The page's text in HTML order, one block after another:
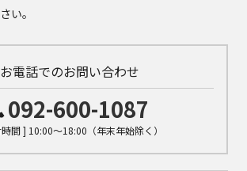
い。
お電話でのお問い合わせ
092-600-1087
間 ] 10:00～18:00（年末年始除く）